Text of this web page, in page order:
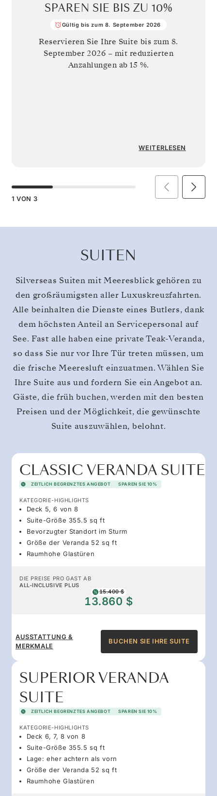
SPAREN SIE BIS ZU 10%
Gültig bis zum 8. September 2026
Reservieren Sie Ihre Suite bis zum 8.
September 2026 – mit reduzierten
Anzahlungen ab 15 %.
WEITERLESEN
1 VON 3
SUITEN
Silverseas Suiten mit Meeresblick gehören zu
den großräumigsten aller Luxuskreuzfahrten.
Alle beinhalten die Dienste eines Butlers, dank
dem höchsten Anteil an Servicepersonal auf
See. Fast alle haben eine private Teak-Veranda,
so dass Sie nur vor Ihre Tür treten müssen, um
die frische Meeresluft einzuatmen. Wählen Sie
Ihre Suite aus und fordern Sie ein Angebot an.
Gäste, die früh buchen, werden mit den besten
Preisen und der Möglichkeit, die gewünschte
Suite auszuwählen, belohnt.
CLASSIC VERANDA SUITE
ZEITLICH BEGRENZTES ANGEBOT SPAREN SIE 10%
KATEGORIE-HIGHLIGHTS
Deck 5, 6 von 8
Suite-Größe 355.5 sq ft
Bevorzugter Standort im Sturm
Größe der Veranda 52 sq ft
Raumhohe Glastüren
DIE PREISE PRO GAST AB
ALL-INCLUSIVE PLUS
15.400 $
13.860 $
AUSSTATTUNG &
MERKMALE
BUCHEN SIE IHRE SUITE
SUPERIOR VERANDA
SUITE
ZEITLICH BEGRENZTES ANGEBOT SPAREN SIE 10%
KATEGORIE-HIGHLIGHTS
Deck 6, 7, 8 von 8
Suite-Größe 355.5 sq ft
Lage: eher achtern als vorn
Größe der Veranda 52 sq ft
Raumhohe Glastüren